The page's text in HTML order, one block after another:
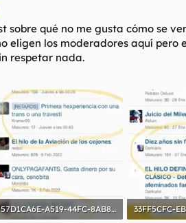
sobre qué no me gusta cómo se
eligen los moderadores aquí
respetar nada.
57D1CA6E-A519-44FC-8AB8-357C935ED69C.webp